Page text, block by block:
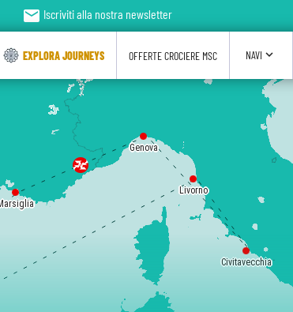
Civitavecchia
Genova
Livorno
email Iscriviti alla nostra newsletter
EXPLORA JOURNEYS OFFERTE CROCIERE MSC NAVI expand_more